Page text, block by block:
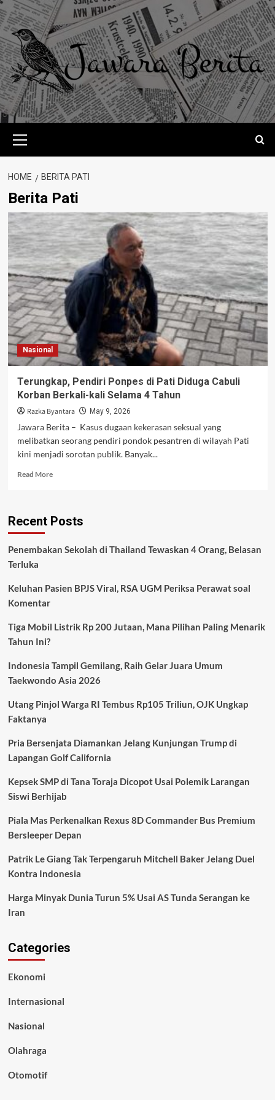
Skip
to
content
Menu
HOME BERITA PATI
Berita Pati
Nasional
Terungkap, Pendiri Ponpes di Pati Diduga Cabuli
Korban Berkali-kali Selama 4 Tahun
Razka Byantara May 9, 2026
Jawara Berita – Kasus dugaan kekerasan seksual yang
melibatkan seorang pendiri pondok pesantren di wilayah Pati
kini menjadi sorotan publik. Banyak...
Read MoreRead
Pendiri
Pati
Korban
Selama
Recent Posts
Penembakan Sekolah di Thailand Tewaskan 4 Orang, Belasan
Terluka
Keluhan Pasien BPJS Viral, RSA UGM Periksa Perawat soal
Komentar
Tiga Mobil Listrik Rp 200 Jutaan, Mana Pilihan Paling Menarik
Tahun Ini?
Indonesia Tampil Gemilang, Raih Gelar Juara Umum
Taekwondo Asia 2026
Utang Pinjol Warga RI Tembus Rp105 Triliun, OJK Ungkap
Faktanya
Pria Bersenjata Diamankan Jelang Kunjungan Trump di
Lapangan Golf California
Kepsek SMP di Tana Toraja Dicopot Usai Polemik Larangan
Siswi Berhijab
Piala Mas Perkenalkan Rexus 8D Commander Bus Premium
Bersleeper Depan
Patrik Le Giang Tak Terpengaruh Mitchell Baker Jelang Duel
Kontra Indonesia
Harga Minyak Dunia Turun 5% Usai AS Tunda Serangan ke
Iran
Categories
Ekonomi
Internasional
Nasional
Olahraga
Otomotif